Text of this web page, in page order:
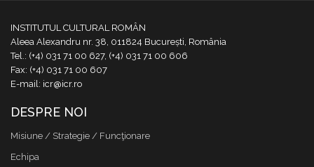
INSTITUTUL CULTURAL ROMÂN
Aleea Alexandru nr. 38, 011824 București, România
Tel.: (+4) 031 71 00 627, (+4) 031 71 00 606
Fax: (+4) 031 71 00 607
E-mail: icr@icr.ro
DESPRE NOI
Misiune / Strategie / Funcţionare
Echipa